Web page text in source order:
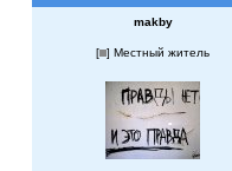
makby
[ ] Местный житель